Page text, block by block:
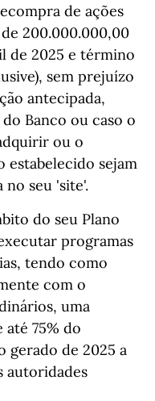
de ações
200.000.000,00
de 2025 e término
sem prejuízo
antecipada,
Banco ou caso o
ou o
sejam
no seu 'site'.
do seu Plano
programas
tendo como
com o
uma
75% do
gerado de 2025 a
autoridades